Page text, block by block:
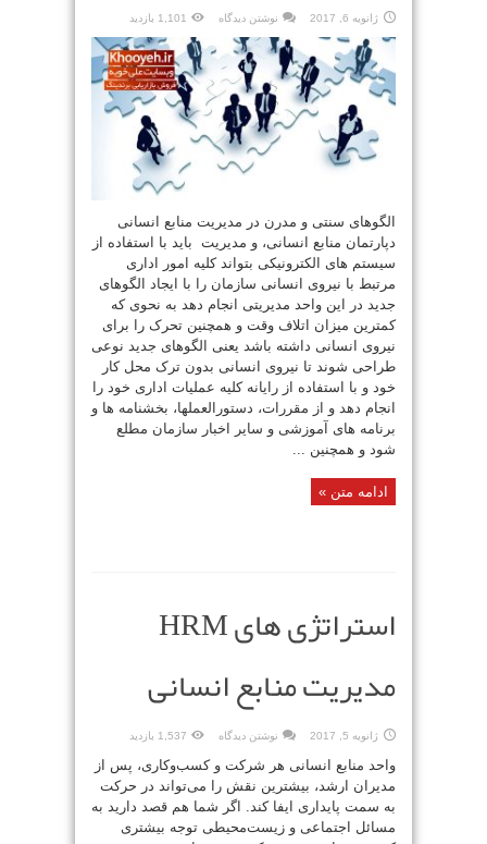
ژانویه 6, 2017 نوشتن دیدگاه 1,101 بازدید
الگوهای سنتی و مدرن در مدیریت منابع انسانی
دپارتمان منابع انسانی، و مدیریت باید با استفاده از
سیستم های الکترونیکی بتواند کلیه امور اداری
مرتبط با نیروی انسانی سازمان را با ایجاد الگوهای
جدید در این واحد مدیریتی انجام دهد به نحوی که
کمترین میزان اتلاف وقت و همچنین تحرک را برای
نیروی انسانی داشته باشد یعنی الگوهای جدید نوعی
طراحی شوند تا نیروی انسانی بدون ترک محل کار
خود و با استفاده از رایانه کلیه عملیات اداری خود را
انجام دهد و از مقررات، دستورالعملها، بخشنامه ها و
برنامه های آموزشی و سایر اخبار سازمان مطلع
شود و همچنین ...
ادامه متن »
استراتژی های HRM
مدیریت منابع انسانی
ژانویه 5, 2017 نوشتن دیدگاه 1,537 بازدید
واحد منابع انسانی هر شرکت و کسب‌وکاری، پس از
مدیران ارشد، بیشترین نقش را می‌تواند در حرکت
به سمت پایداری ایفا کند. اگر شما هم قصد دارید به
مسائل اجتماعی و زیست‌محیطی توجه بیشتری